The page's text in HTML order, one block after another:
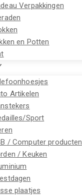
Verpakkingen
en Potten
Artikelen
Sport
/ Computer producten
/ Keuken
plaatjes